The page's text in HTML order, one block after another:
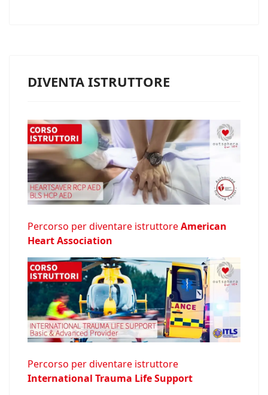
DIVENTA ISTRUTTORE
Percorso per diventare istruttoreAmerican
Heart Association
Percorso per diventare istruttore
International Trauma Life Support